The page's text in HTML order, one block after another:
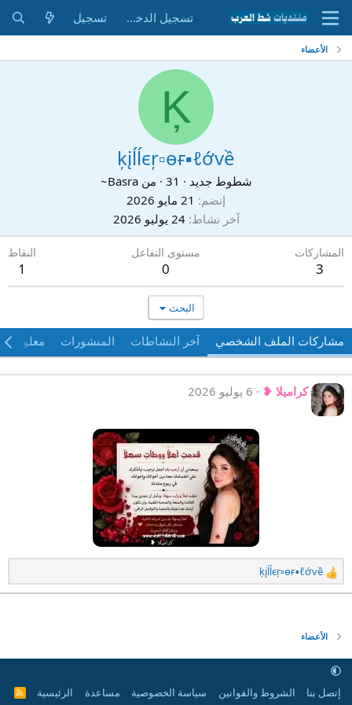
تسجيل الدخول تسجيل
الأعضاء
Ķ
ķįĺĺєŗ▫өғ▪ℓớvề
شطوط جديد ·
· منBasra~
إنضم 21 مايو 2026
آخر نشاط 24 يوليو 2026
المشاركات
3
مستوى التفاعل
0
النقاط
1
البحث
مشاركات الملف الشخصي آخر النشاطات المنشورات معلومات
كراميلا ❥ 6 يوليو 2026
ا
ل
ا
ل
ا
ت
ķįĺĺєŗ▫өғ▪ℓớvề
الأعضاء
إتصل بنا الشروط والقوانين سياسة الخصوصية مساعدة الرئيسية
R